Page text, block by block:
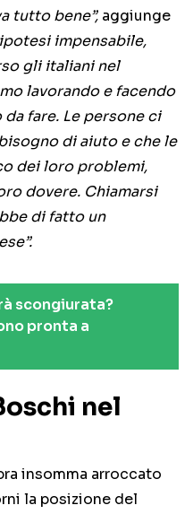
tutto bene”, aggiunge
impensabile,
gli italiani nel
lavorando e facendo
fare. Le persone ci
di aiuto e che le
dei loro problemi,
dovere. Chiamarsi
di fatto un
scongiurata?
pronta a
nel
insomma arroccato
la posizione del